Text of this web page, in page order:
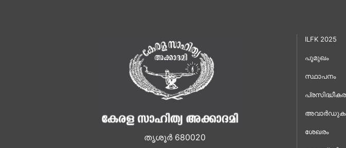
തൃശൂർ 680020
ILFK 2025
പൂമുഖം
സ്ഥാപനം
ശേഖരം